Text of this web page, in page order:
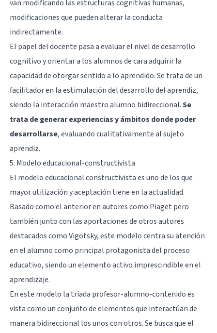
van modificando las estructuras cognitivas humanas,
modificaciones que pueden alterar la conducta
indirectamente.
El papel del docente pasa a evaluar el nivel de desarrollo
cognitivo y orientar a los alumnos de cara adquirir la
capacidad de otorgar sentido a lo aprendido. Se trata de un
facilitador en la estimulación del desarrollo del aprendiz,
siendo la interacción maestro alumno bidireccional.Se
trata de generar experiencias y ámbitos donde poder
desarrollarse, evaluando cualitativamente al sujeto
aprendiz.
5. Modelo educacional-constructivista
El modelo educacional constructivista es uno de los que
mayor utilización y aceptación tiene en la actualidad.
Basado como el anterior en autores como Piaget pero
también junto con las aportaciones de otros autores
destacados como Vigotsky, este modelo centra su atención
en el alumno como principal protagonista del proceso
educativo, siendo un elemento activo imprescindible en el
aprendizaje.
En este modelo la tríada profesor-alumno-contenido es
vista como un conjunto de elementos que interactúan de
manera bidireccional los unos con otros. Se busca que el